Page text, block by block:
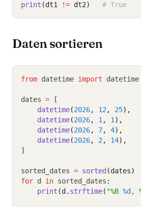
print (dt1 != dt2) # True
Daten sortieren
from datetime import datetime
dates = [
datetime(2026, 12 , 25),
datetime(2026, 1 , 1 ),
datetime(2026, 7, 4),
datetime(2026, 2 , 14),
]
sorted_dates = sorted (dates)
for d in sorted_dates :
print (d. strftime( "%B %d ,